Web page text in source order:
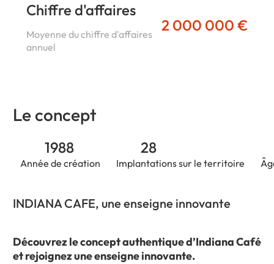
Chiffre d'affaires
Moyenne du chiffre d'affaires
annuel
2 000 000 €
Le concept
Année de création
1988
Implantations sur le territoire
28
INDIANA CAFE, une enseigne innovante
Découvrez le concept authentique d’Indiana Café
et rejoignez une enseigne innovante.